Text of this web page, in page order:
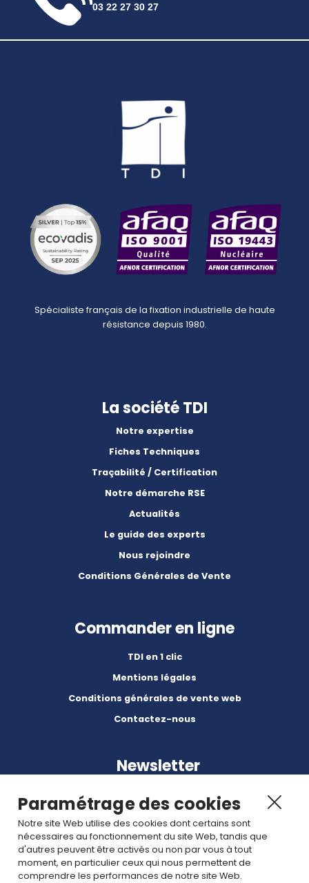
03 22 27 30 27
Spécialiste français de la fixation industrielle de haute
résistance depuis 1980.
La société TDI
Notre expertise
Fiches Techniques
Traçabilité / Certification
Notre démarche RSE
Actualités
Le guide des experts
Nous rejoindre
Conditions Générales de Vente
Commander en ligne
TDI en 1 clic
Mentions légales
Conditions générales de vente web
Contactez-nous
Newsletter
Abonnez-vous à nos dernières nouvelles et articles.
Paramétrage des cookies
Notre site Web utilise des cookies dont certains sont
nécessaires au fonctionnement du site Web, tandis que
d'autres peuvent être activés ou non par vous à tout
moment, en particulier ceux qui nous permettent de
comprendre les performances de notre site Web.